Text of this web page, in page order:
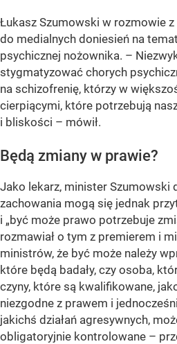
Łukasz Szumowski w rozmowie
do medialnych doniesień na
psychicznej nożownika. –
stygmatyzować chorych
na schizofrenię, którzy w
cierpiącymi, które potrzebują
i bliskości – mówił.
Będą zmiany w prawie?
Jako lekarz, minister Szumowski
zachowania mogą się jednak
i „być może prawo potrzebuje
rozmawiał o tym z premierem i
ministrów, że być może należy
które będą badały, czy osoba,
czyny, które są kwalifikowane,
niezgodne z prawem i
jakichś działań agresywnych,
obligatoryjnie kontrolowane –